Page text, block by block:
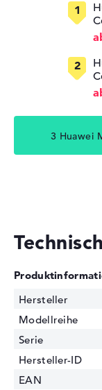
3 Huawei
Hersteller
Modellreihe
Serie
Hersteller-ID
EAN